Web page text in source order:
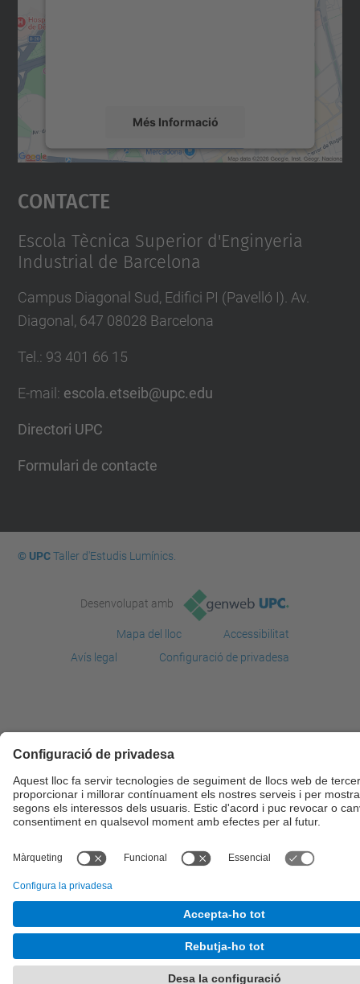
Més Informació
Accepta
powered by
Contacte
Escola Tècnica Superior d'Enginyeria
Industrial de Barcelona
Campus Diagonal Sud, Edifici PI (Pavelló I). Av.
Diagonal, 647 08028 Barcelona
Tel. : 93 401 66 15
E-mail: escola.etseib@upc.edu
Directori UPC
Formulari de contacte
© UPCTaller d'Estudis Lumínics.
Desenvolupat amb
Mapa del lloc
Accessibilitat
Avís legal
Configuració de privadesa